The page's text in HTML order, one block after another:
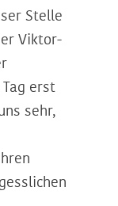
Stelle
Viktor-
erst
sehr,